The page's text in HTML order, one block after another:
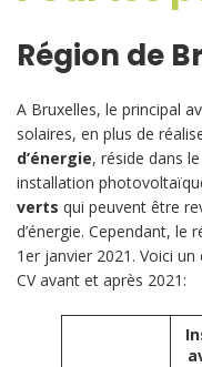
Région de
A Bruxelles, le principal
solaires, en plus de
d’énergie, réside dans
installation
verts qui peuvent être
d’énergie. Cependant, le
1er janvier 2021. Voici
CV avant et après 2021: